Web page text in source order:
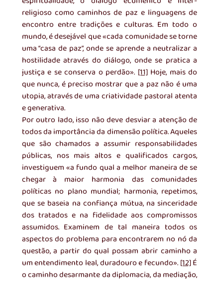
religioso como caminhos de paz e linguagens de
encontro entre tradições e culturas. Em todo o
mundo, é desejável que «cada comunidade se torne
uma “casa de paz”, onde se aprende a neutralizar a
hostilidade através do diálogo, onde se pratica a
justiça e se conserva o perdão». [11] Hoje, mais do
que nunca, é preciso mostrar que a paz não é uma
utopia, através de uma criatividade pastoral atenta
e generativa.
Por outro lado, isso não deve desviar a atenção de
todos da importância da dimensão política. Aqueles
que são chamados a assumir responsabilidades
públicas, nos mais altos e qualificados cargos,
investiguem «a fundo qual a melhor maneira de se
chegar à maior harmonia das comunidades
políticas no plano mundial; harmonia, repetimos,
que se baseia na confiança mútua, na sinceridade
dos tratados e na fidelidade aos compromissos
assumidos. Examinem de tal maneira todos os
aspectos do problema para encontrarem no nó da
questão, a partir do qual possam abrir caminho a
um entendimento leal, duradouro e fecundo». [12] É
o caminho desarmante da diplomacia, da mediação,